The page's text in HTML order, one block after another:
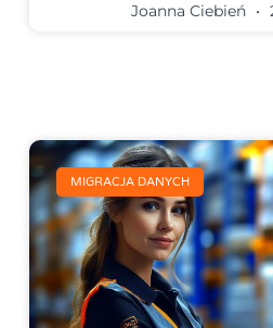
Joanna Ciebień
MIGRACJA DANYCH